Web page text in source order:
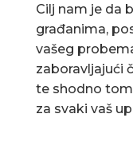
Cilj nam je da
građanima,
vašeg
zaboravljajući
te shodno
za svaki vaš